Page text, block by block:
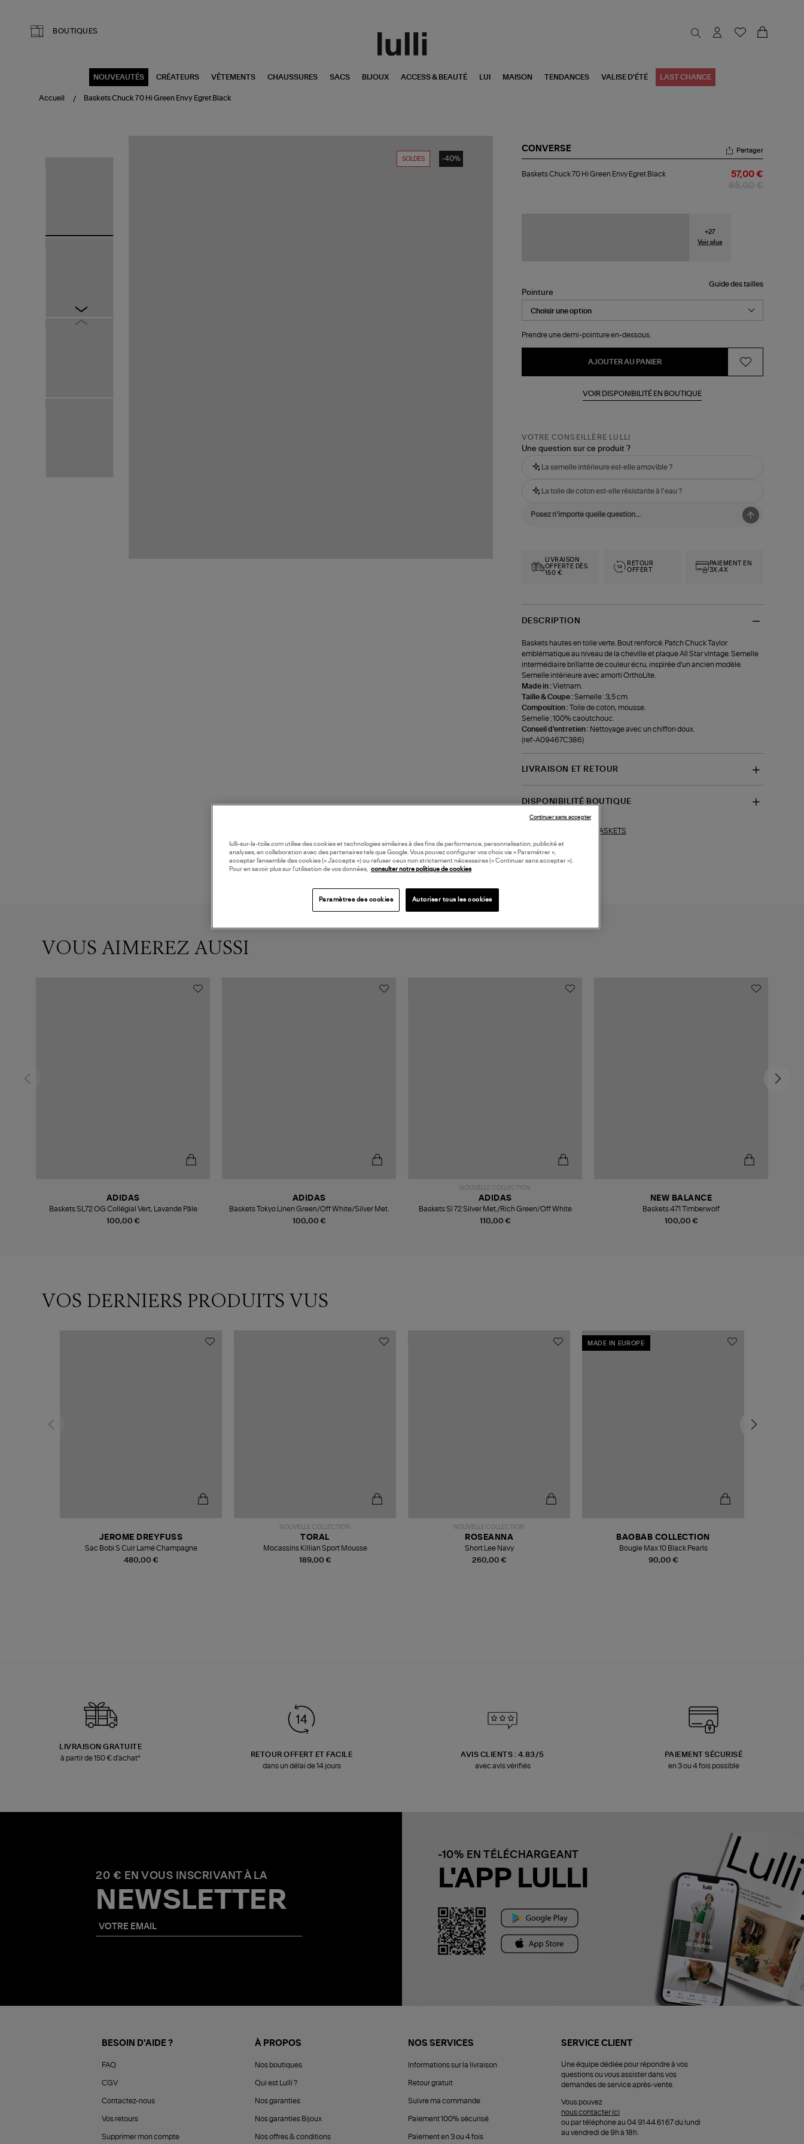
BOUTIQUES
NOUVEAUTÉS CRÉATEURS VÊTEMENTS CHAUSSURES SACS BIJOUX ACCESS & BEAUTÉ LUI MAISON TENDANCES VALISE D'ÉTÉ LAST CHANCE
Accueil Baskets Chuck 70 Hi Green Envy Egret Black
SOLDES -40%
CONVERSE
Chuck
Partager
Baskets Chuck 70 Hi Green Envy Egret Black 57,00 €
+27
Voir plus
Guide des tailles
Pointure
Prendre une demi-pointure en-dessous.
AJOUTER AU PANIER
VOIR DISPONIBILITÉ EN BOUTIQUE
VOTRE CONSEILLÈRE LULLI
Une question sur ce produit ?
La semelle intérieure est-elle amovible ?
La toile de coton est-elle résistante à l'eau ?
LIVRAISON
OFFERTE DÈS
150 €
RETOUR
OFFERT
PAIEMENT EN
3X,4X
DESCRIPTION
Baskets hautes en toile verte. Bout renforcé. Patch Chuck Taylor
emblématique au niveau de la cheville et plaque All Star vintage. Semelle
intermédiaire brillante de couleur écru, inspirée d'un ancien modèle.
Semelle intérieure avec amorti OrthoLite.
Made in :Vietnam.
Taille & Coupe :Semelle : 3,5 cm.
Composition :Toile de coton, mousse.
Semelle : 100% caoutchouc.
Conseil d'entretien : Nettoyage avec un chiffon doux.
(ref-A09467C386)
LIVRAISON ET RETOUR
DISPONIBILITÉ BOUTIQUE
BASKETS
VOUS AIMEREZ AUSSI
100,00 €
ADIDAS
Baskets SL72 OG Collégial Vert, Lavande Pâle
100,00 €
ADIDAS
Baskets Tokyo Linen Green/Off White/Silver Met.
NOUVELLE COLLECTION
110,00 €
ADIDAS
Baskets Sl 72 Silver Met./Rich Green/Off White
100,00 €
NEW BALANCE
Baskets 471 Timberwolf
VOS DERNIERS PRODUITS VUS
480,00 €
JEROME DREYFUSS
Sac Bobi S Cuir Lamé Champagne
NOUVELLE COLLECTION
189,00 €
TORAL
Mocassins Killian Sport Mousse
NOUVELLE COLLECTION
260,00 €
ROSEANNA
Short Lee Navy
MADE IN EUROPE
90,00 €
BAOBAB COLLECTION
Bougie Max 10 Black Pearls
LIVRAISON GRATUITE
à partir de 150 € d'achat*
RETOUR OFFERT ET FACILE
dans un délai de 14 jours
AVIS CLIENTS : 4.83/5
avec avis vérifiés
PAIEMENT SÉCURISÉ
en 3 ou 4 fois possible
20 € EN VOUS INSCRIVANT À LA
NEWSLETTER
-10% EN TÉLÉCHARGEANT
L'APP LULLI
BESOIN D'AIDE ?
FAQ
CGV
Contactez-nous
Vos retours
Supprimer mon compte
À PROPOS
Nos boutiques
Qui est Lulli ?
Nos garanties
Nos garanties Bijoux
Nos offres & conditions
NOS SERVICES
Informations sur la livraison
Retour gratuit
Suivre ma commande
Paiement 100% sécurisé
Paiement en 3 ou 4 fois
SERVICE CLIENT
Une équipe dédiée pour répondre à vos
questions ou vous assister dans vos
demandes de service après-vente.
Vous pouvez
nous contacter ici
ou par téléphone au 04 91 44 61 67 du lundi
au vendredi de 9h à 18h.
lulli-sur-la-toile.com utilise des cookies et technologies similaires à des fins de performance, personnalisation, publicité et
analyses, en collaboration avec des partenaires tels que Google. Vous pouvez configurer vos choix via « Paramétrer »,
accepter l’ensemble des cookies (« J’accepte ») ou refuser ceux non strictement nécessaires (« Continuer sans accepter »).
Pour en savoir plus sur l’utilisation de vos données, consulter notre politique de cookies
Paramètres des cookies Autoriser tous les cookies
Continuer sans accepter